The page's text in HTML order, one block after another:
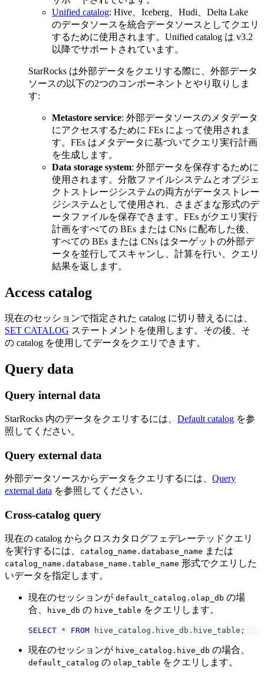
Unified catalog: Hive、Iceberg、Hudi、Delta Lake
のデータソースを統合データソースとしてクエリ
するために使用されます。Unified catalog は v3.2
以降でサポートされています。
StarRocks は外部データをクエリする際に、外部データ
ソースの以下の2つのコンポーネントとやり取りしま
す:
Metastore service: 外部データソースのメタデータ
にアクセスするために FEs によって使用されま
す。FEs はメタデータに基づいてクエリ実行計画
を生成します。
Data storage system: 外部データを保存するために
使用されます。分散ファイルシステムとオブジェ
クトストレージシステムの両方がデータストレー
ジシステムとして使用され、さまざまな形式のデ
ータファイルを保存できます。FEs がクエリ実行
計画をすべての BEs または CNs に配布した後、
すべての BEs または CNs はターゲットの外部デ
ータを並行してスキャンし、計算を行い、クエリ
結果を返します。
Access catalog
現在のセッションで指定された catalog に切り替えるには、
SET CATALOG ステートメントを使用します。その後、そ
の catalog を使用してデータをクエリできます。
Query data
Query internal data
StarRocks 内のデータをクエリするには、 Default catalog を参
照してください。
Query external data
外部データソースからデータをクエリするには、 Query
external data を参照してください。
Cross-catalog query
現在の catalog からクロスカタログフェデレーテッドクエリ
を実行するには、
catalog_name.database_name または
catalog_name.database_name.table_name 形式でクエリした
いデータを指定します。
現在のセッションが default_catalog.olap_db の場
合、
hive_db の hive_table をクエリします。
SELECT * FROM hive_catalog . hive_db . hive_table ;
現在のセッションが hive_catalog.hive_db の場合、
default_catalog の olap_table をクエリします。